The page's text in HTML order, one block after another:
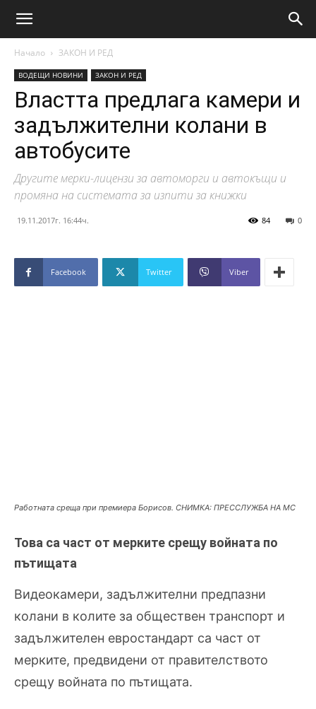
Начало ЗАКОН И РЕД
ВОДЕЩИ НОВИНИ ЗАКОН И РЕД
Властта предлага камери и
задължителни колани в
автобусите
Другите мерки-лицензи за автоморги и автокъщи и
промяна на системата за изпити за книжки
19.11.2017г. 16:44ч. 0
84
Facebook Twitter Viber
Работната среща при премиера Борисов. СНИМКА: ПРЕССЛУЖБА НА МС
Това са част от мерките срещу войната по
пътищата
Видеокамери, задължителни предпазни
колани в колите за обществен транспорт и
задължителен евростандарт са част от
мерките, предвидени от правителството
срещу войната по пътищата.